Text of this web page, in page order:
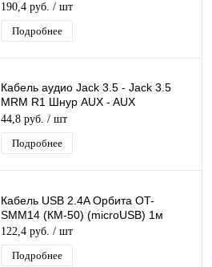
190,4 руб. / шт
Подробнее
Кабель аудио Jack 3.5 - Jack 3.5
MRM R1 Шнур AUX - AUX
аудиокабель голубой, резиновый,
длина 1 м
44,8 руб. / шт
Подробнее
Кабель USB 2.4A Орбита OT-
SMM14 (КМ-50) (microUSB) 1м
122,4 руб. / шт
Подробнее